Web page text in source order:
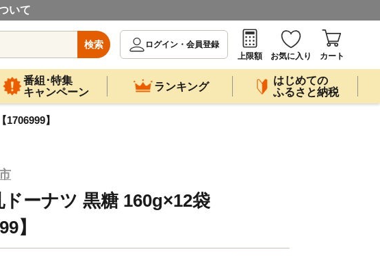
いて
検索
ログイン・会員登録
上限額
お気に入り カート
番組･特集
キャンペーン
ランキング
はじめての
ふるさと納税
】
ドーナツ 黒糖 160g×12袋
】